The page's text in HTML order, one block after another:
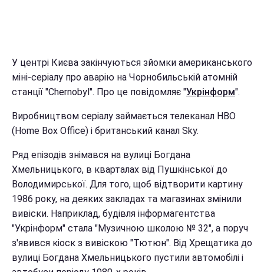
У центрі Києва закінчуються зйомки американського
міні-серіалу про аварію на Чорнобильській атомній
станції "Chernobyl". Про це повідомляє "Укрінформ".
Виробництвом серіалу займається телеканал HBO
(Home Box Office) і британський канал Sky.
Ряд епізодів знімався на вулиці Богдана
Хмельницького, в кварталах від Пушкінської до
Володимирської. Для того, щоб відтворити картину
1986 року, на деяких закладах та магазинах змінили
вивіски. Наприклад, будівля інформагентства
"Укрінформ" стала "Музичною школою № 32", а поруч
з'явився кіоск з вивіскою "Тютюн". Від Хрещатика до
вулиці Богдана Хмельницького пустили автомобілі і